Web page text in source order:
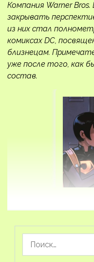
Компания Warner
закрывать
из них стал
комиксах DC,
близнецам.
уже после того, как
состав.